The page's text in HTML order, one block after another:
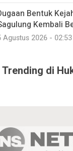
Bentuk
Kembali
Agustus 2026 - 02:53
Trending di